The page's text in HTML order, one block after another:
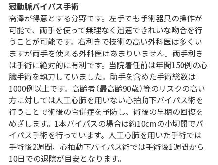
冠動脈バイパス手術
高澤が得意とする分野です。左手でも手術器具の操作が
可能で、両手を使って無理なく迅速できれいな吻合を行
うことが可能です。右利きで技術の高い外科医は多くい
ますが両手を使える外科医はあまりいません。両手利き
は手術に絶対的に有利です。当院着任前は年間150例の心
臓手術を執刀していました。助手を含めた手術総数は
1000例以上です。高齢者（最高齢90歳）等のリスクの高い
方に対しては人工心肺を用いない心拍動下バイパス術を
行うことで術後の合併症を予防し、術後の早期の回復を
めざします。1本バイパスの場合は約10cmの小切開でバ
イパス手術を行っています。人工心肺を用いた手術では
手術後2週間、心拍動下バイパス術では手術後1週間から
10日での退院が目安となります。